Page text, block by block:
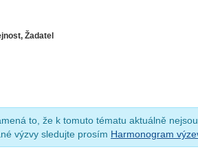
Žadatel
to, že k tomuto tématu aktuálně
výzvy sledujte prosím Harmonogram